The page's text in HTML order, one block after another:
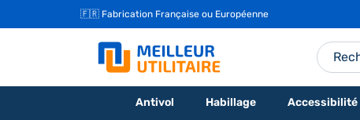
🇫🇷 Fabrication Française ou Européenne
Antivol Habillage Accessibilité